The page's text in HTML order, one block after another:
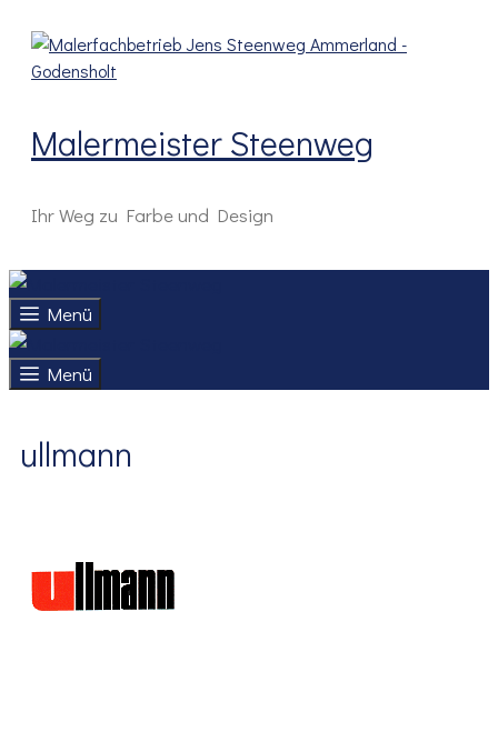
Inhalt
springen
Malermeister Steenweg
Ihr Weg zu Farbe und Design
Menü
Menü
ullmann